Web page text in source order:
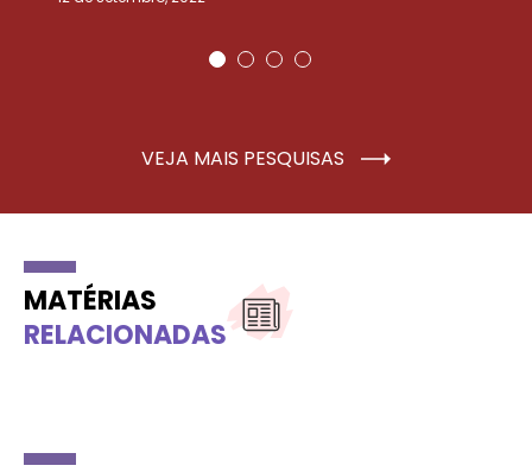
VEJA MAIS PESQUISAS
MATÉRIAS
RELACIONADAS